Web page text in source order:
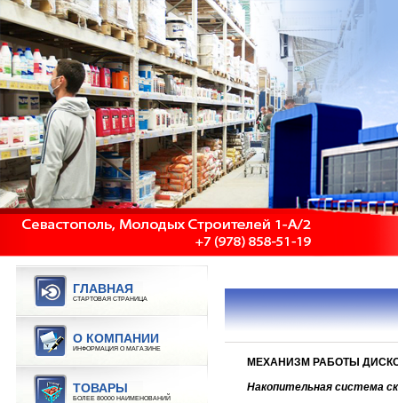
ГЛАВНАЯ
СТАРТОВАЯ СТРАНИЦА
О КОМПАНИИ
ИНФОРМАЦИЯ О МАГАЗИНЕ
ТОВАРЫ
БОЛЕЕ 80000 НАИМЕНОВАНИЙ
МЕХАНИЗМ РАБОТЫ
Накопительная система